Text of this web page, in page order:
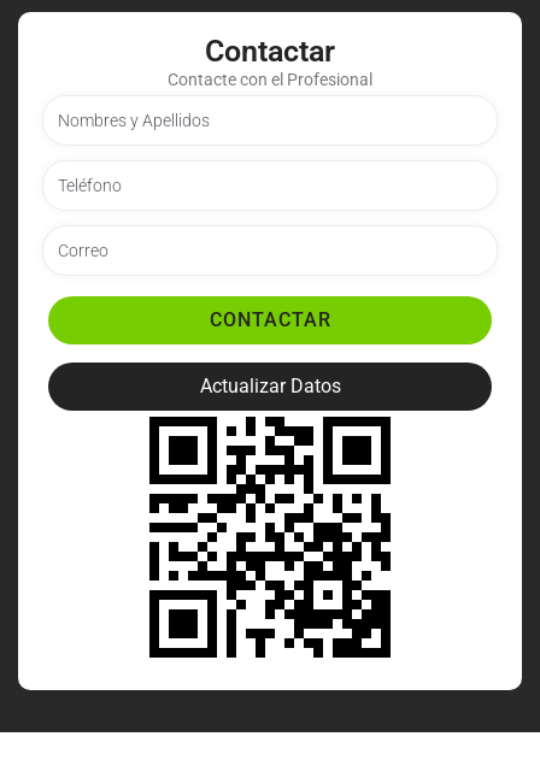
Contactar
Contacte con el Profesional
CONTACTAR
Actualizar Datos